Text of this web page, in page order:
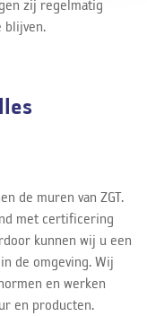
zij regelmatig
blijven.
de muren van ZGT.
met certificering
kunnen wij u een
de omgeving. Wij
en werken
en producten.